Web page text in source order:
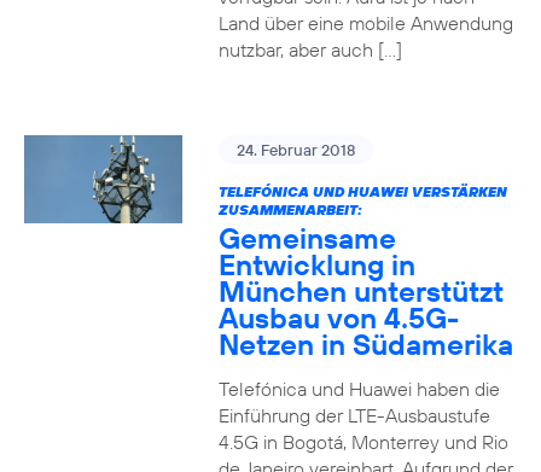
Land über eine mobile Anwendung
nutzbar, aber auch […]
24. Februar 2018
TELEFÓNICA UND HUAWEI VERSTÄRKEN
ZUSAMMENARBEIT:
Gemeinsame
Entwicklung in
München unterstützt
Ausbau von 4.5G-
Netzen in Südamerika
Telefónica und Huawei haben die
Einführung der LTE-Ausbaustufe
4.5G in Bogotá, Monterrey und Rio